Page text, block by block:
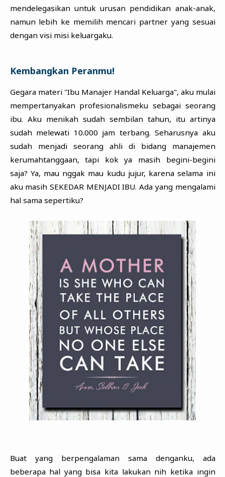
mendelegasikan untuk urusan pendidikan anak-anak,
namun lebih ke memilih mencari partner yang sesuai
dengan visi misi keluargaku.
Kembangkan Peranmu!
Gegara materi "Ibu Manajer Handal Keluarga", aku mulai
mempertanyakan profesionalismeku sebagai seorang
ibu. Aku menikah sudah sembilan tahun, itu artinya
sudah melewati 10.000 jam terbang. Seharusnya aku
sudah menjadi seorang ahli di bidang manajemen
kerumahtanggaan, tapi kok ya masih begini-begini
saja? Ya, mau nggak mau kudu jujur, karena selama ini
aku masih SEKEDAR MENJADI IBU. Ada yang mengalami
hal sama sepertiku?
Buat yang berpengalaman sama denganku, ada
beberapa hal yang bisa kita lakukan nih ketika ingin